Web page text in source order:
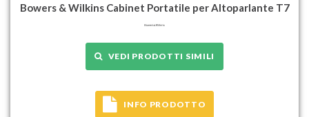
Bowers & Wilkins Cabinet Portatile per Altoparlante T7
VEDI PRODOTTI SIMILI
INFO PRODOTTO